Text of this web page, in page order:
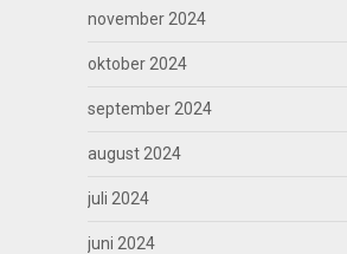
november 2024
oktober 2024
september 2024
august 2024
juli 2024
juni 2024